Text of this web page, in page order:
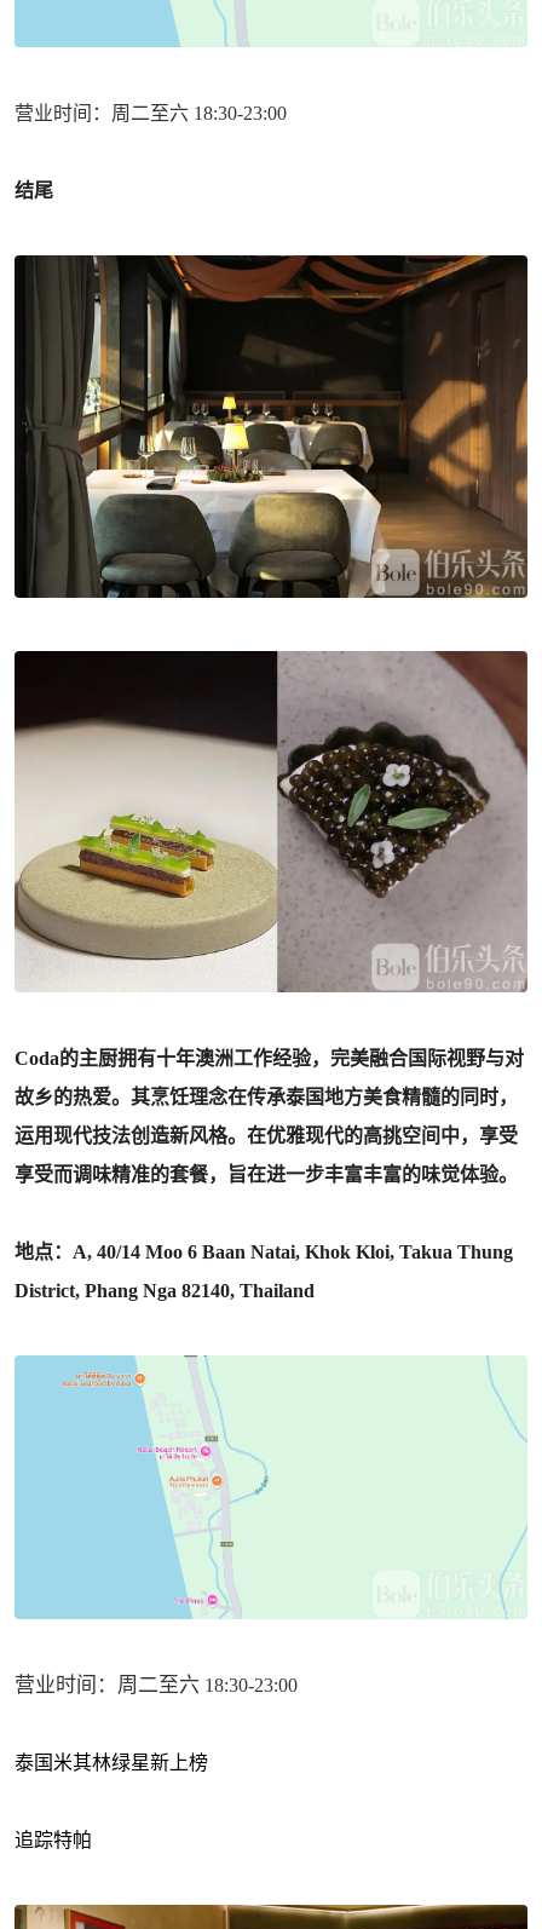
营业时间：周二至六 18:30-23:00
结尾
Coda的主厨拥有十年澳洲工作经验，完美融合国际视野与对
故乡的热爱。其烹饪理念在传承泰国地方美食精髓的同时，
运用现代技法创造新风格。在优雅现代的高挑空间中，享受
享受而调味精准的套餐，旨在进一步丰富丰富的味觉体验。
地点：A, 40/14 Moo 6 Baan Natai, Khok Kloi, Takua Thung
District, Phang Nga 82140, Thailand
营业时间：周二至六 18:30-23:00
泰国米其林绿星新上榜
追踪特帕